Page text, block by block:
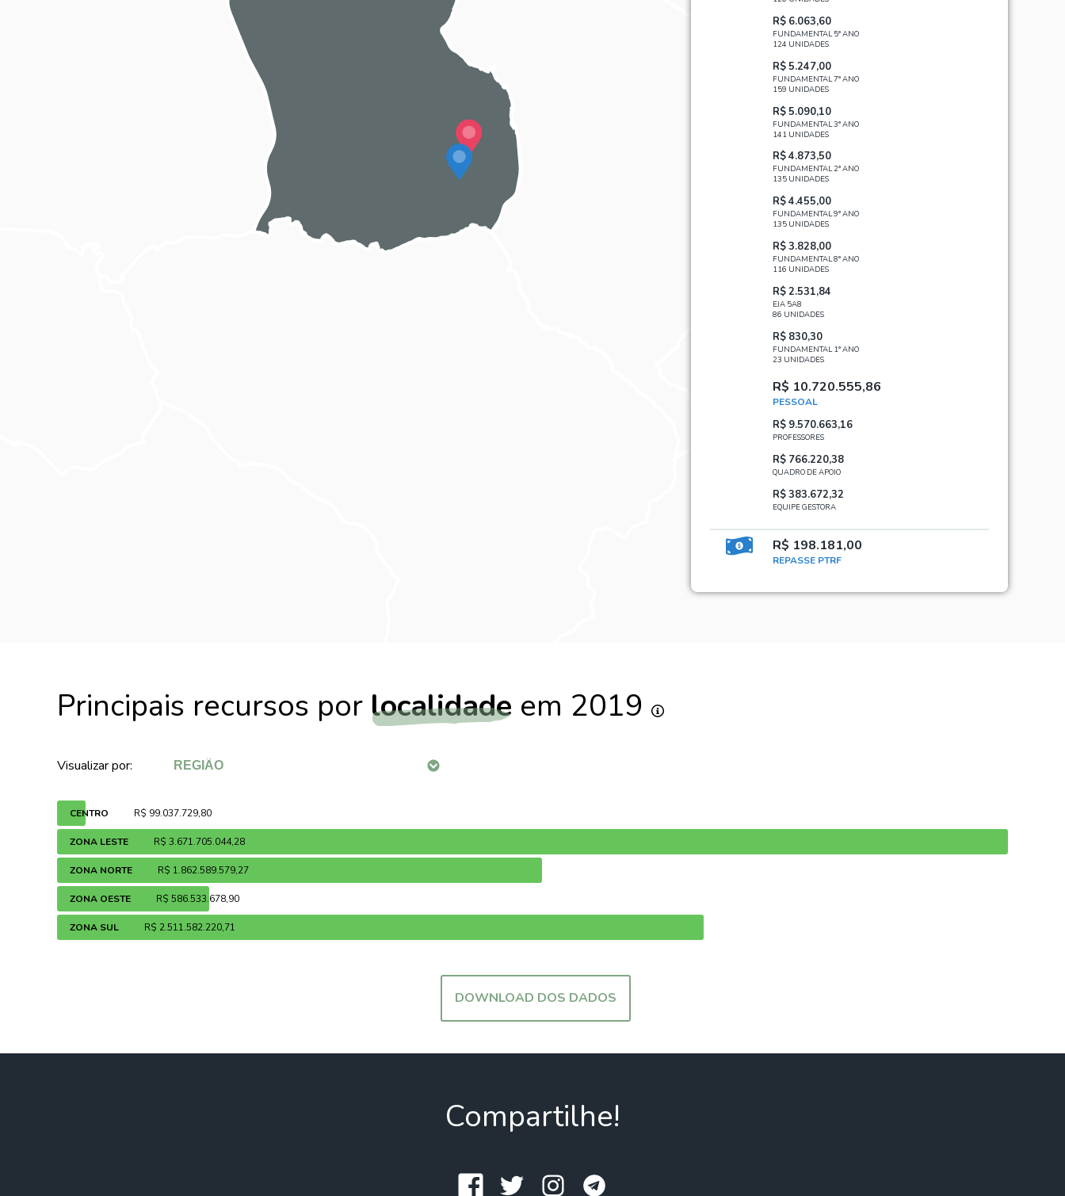
R$ 6.063,60
FUNDAMENTAL 5° ANO
124 UNIDADES
R$ 5.247,00
FUNDAMENTAL 7° ANO
159 UNIDADES
R$ 5.090,10
FUNDAMENTAL 3° ANO
141 UNIDADES
R$ 4.873,50
FUNDAMENTAL 2° ANO
135 UNIDADES
R$ 4.455,00
FUNDAMENTAL 9° ANO
135 UNIDADES
R$ 3.828,00
FUNDAMENTAL 8° ANO
116 UNIDADES
R$ 2.531,84
EJA 5A8
86 UNIDADES
R$ 830,30
FUNDAMENTAL 1° ANO
23 UNIDADES
R$ 10.720.555,86
PESSOAL
R$ 9.570.663,16
PROFESSORES
R$ 766.220,38
QUADRO DE APOIO
R$ 383.672,32
EQUIPE GESTORA
R$ 198.181,00
REPASSE PTRF
Principais recursos por localidade em 2019
Visualizar por:
CENTRO R$ 99.037.729,80
ZONA LESTE R$ 3.671.705.044,28
ZONA NORTE R$ 1.862.589.579,27
ZONA OESTE R$ 586.533.678,90
ZONA SUL R$ 2.511.582.220,71
DOWNLOAD DOS DADOS
Compartilhe!